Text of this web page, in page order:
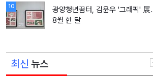
10
광양청년꿈터, 김윤우 '그래픽'
8월 한 달
최신 뉴스